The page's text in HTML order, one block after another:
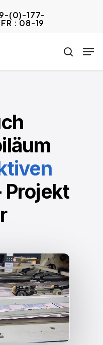
(0)-177-
: 08-19
search
Projekt
Menu